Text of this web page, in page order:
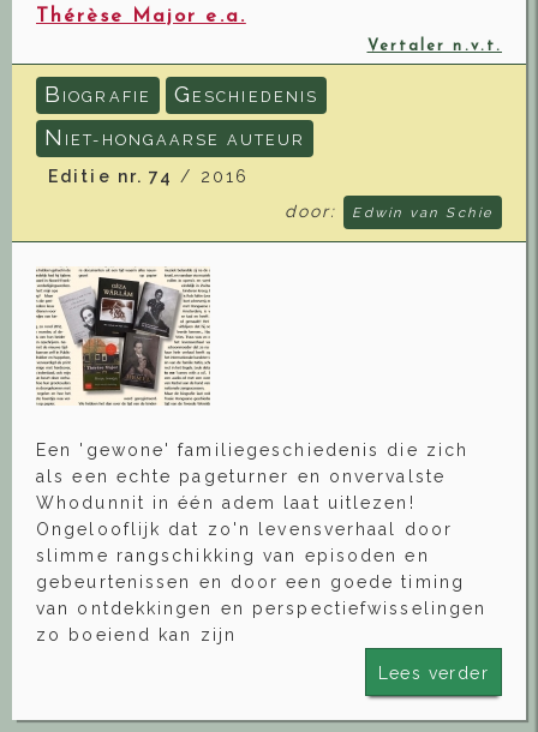
Thérèse Major e.a.
Vertaler n.v.t.
B IOGRAFIE G ESCHIEDENIS
N IET-HONGAARSE AUTEUR
Editie nr. 74 / 2016
door:
Edwin van Schie
Een 'gewone' familiegeschiedenis die zich
als een echte pageturner en onvervalste
Whodunnit in één adem laat uitlezen!
Ongelooflijk dat zo'n levensverhaal door
slimme rangschikking van episoden en
gebeurtenissen en door een goede timing
van ontdekkingen en perspectiefwisselingen
zo boeiend kan zijn
Lees verder